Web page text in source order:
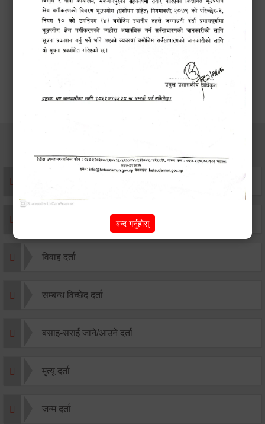
संस्था दर्ता सिफारिस
एकिकृत सम्पत्ति कर/घर जग्गा कर
विवाह दर्ता
सम्बन्ध विच्छेद दर्ता
बसाइ-सराई जाने/आउने दर्ता
मृत्यू दर्ता
जन्म दर्ता
बन्द गर्नुहोस्